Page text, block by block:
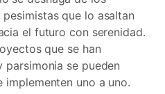
que lo asaltan
el futuro con serenidad.
que se han
se pueden
implementen uno a uno.